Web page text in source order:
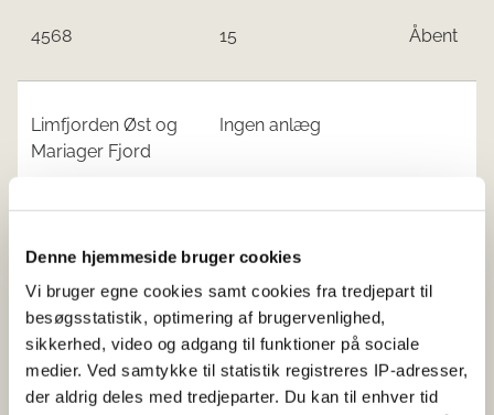
Denne hjemmeside bruger cookies
Vi bruger egne cookies samt cookies fra tredjepart til
besøgsstatistik, optimering af brugervenlighed,
sikkerhed, video og adgang til funktioner på sociale
medier. Ved samtykke til statistik registreres IP-adresser,
der aldrig deles med tredjeparter. Du kan til enhver tid
4568 15 Åbent
Limfjorden Øst og
Mariager Fjord
Ingen anlæg
Jyllands østkyst
syd for Djursland
og Fyn